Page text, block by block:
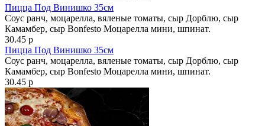
Пицца Под Винишко 35см
Соус ранч, моцарелла, вяленые томаты, сыр Дорблю, сыр
Камамбер, сыр Bonfesto Моцарелла мини, шпинат.
30.45 р
Пицца Под Винишко 35см
Соус ранч, моцарелла, вяленые томаты, сыр Дорблю, сыр
Камамбер, сыр Bonfesto Моцарелла мини, шпинат.
30.45 р